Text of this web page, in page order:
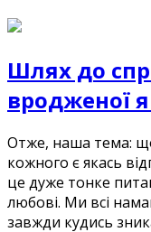
Шлях до
вродженої
Отже, наша тема:
кожного є якась
це дуже тонке
любові. Ми всі
завжди кудись